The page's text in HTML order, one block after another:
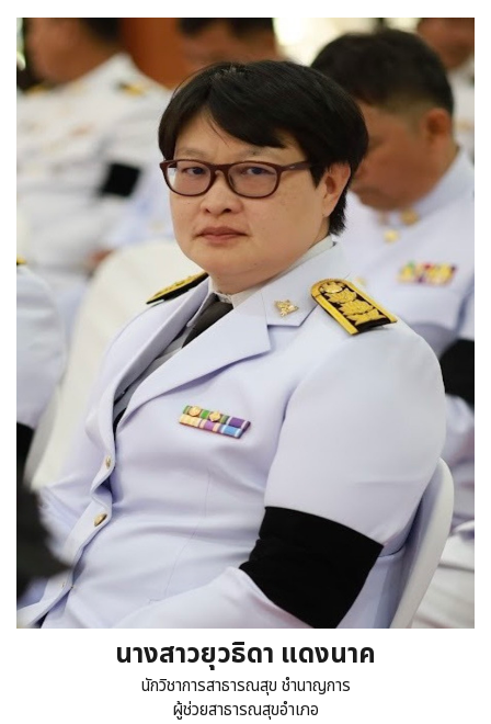
นางสาวยุวธิดา แดงนาค
นักวิชาการสาธารณสุข ชำนาญการ
ผู้ช่วยสาธารณสุขอำเภอ